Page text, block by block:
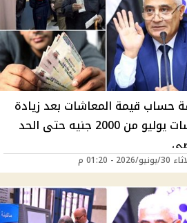
حساب قيمة المعاشات بعد زيادة
معاشات يوليو من 2000 جنيه حتى الحد
2026 - 01:20 م